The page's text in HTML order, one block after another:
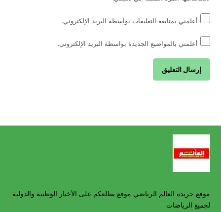
أعلمني بمتابعة التعليقات بواسطة البريد الإلكتروني.
أعلمني بالمواضيع الجديدة بواسطة البريد الإلكتروني.
موقع جريدة العالم الرياضي موقع يطلعكم على الأخبار الوطنية والدولية
لجميع الرياضات